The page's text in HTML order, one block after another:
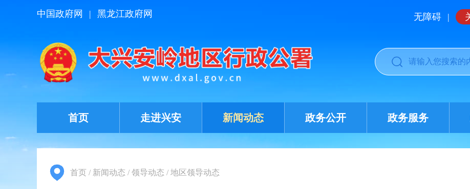
中国政府网 | 黑龙江政府网 无障碍 |
首页 走进兴安 新闻动态 政务公开 政务服务
首页 / 新闻动态 /领导动态 /地区领导动态